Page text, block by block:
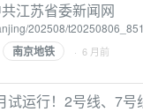
江苏省委新闻网
202508/
南京地铁 · 6 月前
运行！2号线、7